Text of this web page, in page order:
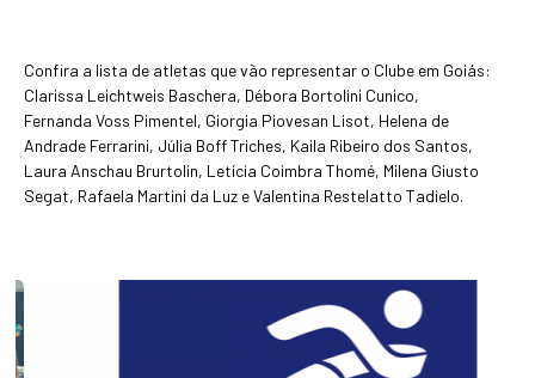
Confira a lista de atletas que vão representar o Clube em Goiás:
Clarissa Leichtweis Baschera, Débora Bortolini Cunico,
Fernanda Voss Pimentel, Giorgia Piovesan Lisot, Helena de
Andrade Ferrarini, Júlia Boff Triches, Kaila Ribeiro dos Santos,
Laura Anschau Brurtolin, Letícia Coimbra Thomé, Milena Giusto
Segat, Rafaela Martini da Luz e Valentina Restelatto Tadielo.